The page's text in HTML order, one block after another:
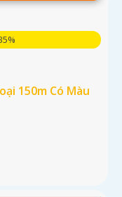
150m Có Màu